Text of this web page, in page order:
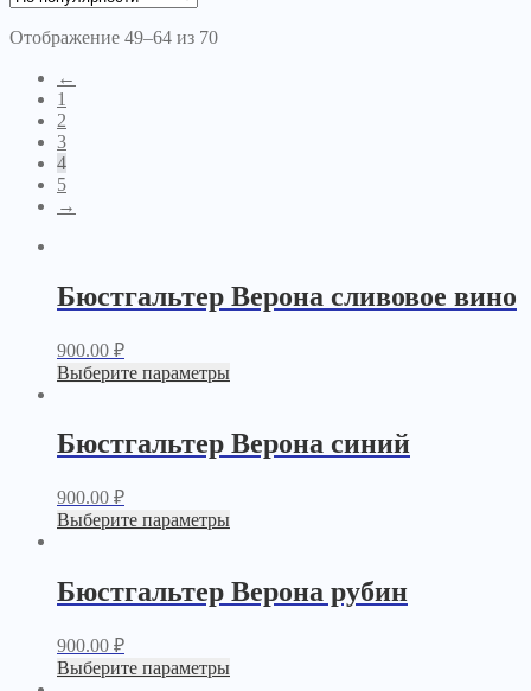
Отображение 49–64 из 70
←
1
2
3
4
5
→
Бюстгальтер Верона сливовое вино
900.00 ₽
Выберите параметры
Бюстгальтер Верона синий
900.00 ₽
Выберите параметры
Бюстгальтер Верона рубин
900.00 ₽
Выберите параметры